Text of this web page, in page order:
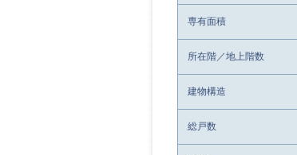
専有面積
所在階／地上階数
建物構造
総戸数